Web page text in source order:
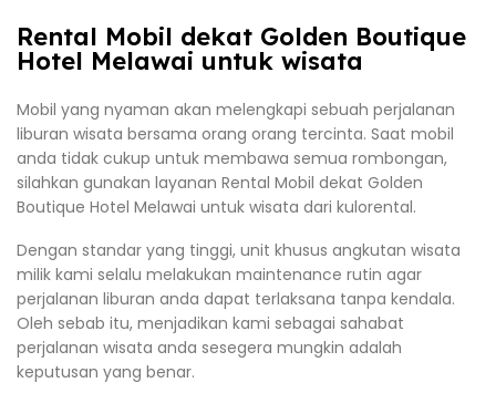
Rental Mobil dekat Golden Boutique
Hotel Melawai untuk wisata
Mobil yang nyaman akan melengkapi sebuah perjalanan
liburan wisata bersama orang orang tercinta. Saat mobil
anda tidak cukup untuk membawa semua rombongan,
silahkan gunakan layanan Rental Mobil dekat Golden
Boutique Hotel Melawai untuk wisata dari kulorental.
Dengan standar yang tinggi, unit khusus angkutan wisata
milik kami selalu melakukan maintenance rutin agar
perjalanan liburan anda dapat terlaksana tanpa kendala.
Oleh sebab itu, menjadikan kami sebagai sahabat
perjalanan wisata anda sesegera mungkin adalah
keputusan yang benar.